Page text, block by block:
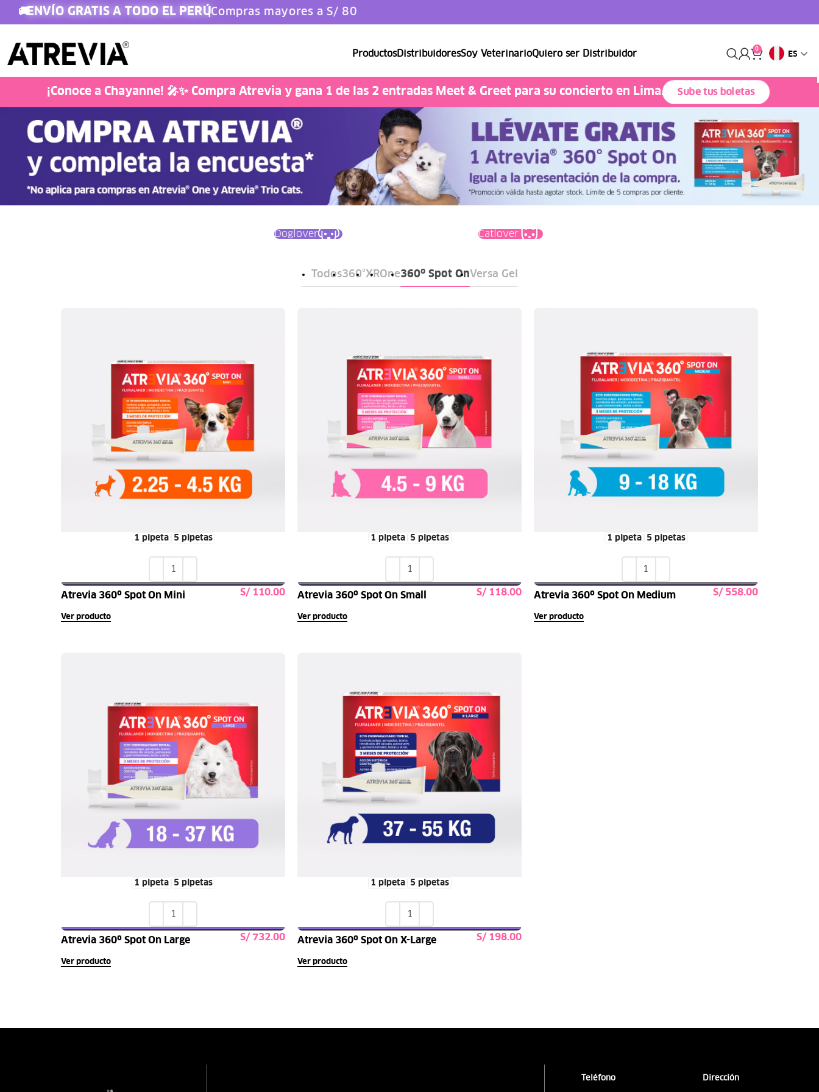
🚚ENVÍO GRATIS A TODO EL PERÚ|Compras mayores a S/ 80
ProductosDistribuidoresSoy VeterinarioQuiero ser Distribuidor 0
ES
¡Conoce a Chayanne! 🎤✨ Compra Atrevia y gana 1 de las 2 entradas Meet & Greet para su concierto en Lima. Sube tus boletas
Doglover Catlover
Todos360°XROne360º Spot OnVersa Gel
1 pipeta 5 pipetas
Atrevia 360º Spot On Mini S/
Ver producto
1 pipeta 5 pipetas
Atrevia 360º Spot On Small S/
Ver producto
1 pipeta 5 pipetas
Atrevia 360º Spot On Medium S/
Ver producto
1 pipeta 5 pipetas
Atrevia 360º Spot On Large S/
Ver producto
1 pipeta 5 pipetas
Atrevia 360º Spot On X-Large S/
Ver producto
Teléfono Dirección